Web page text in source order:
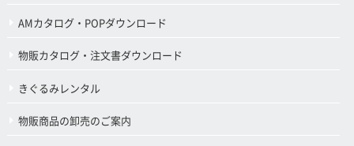
AMカタログ・POPダウンロード
物販カタログ・注文書ダウンロード
きぐるみレンタル
物販商品の卸売のご案内